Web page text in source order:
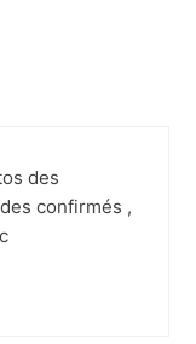
des
confirmés ,